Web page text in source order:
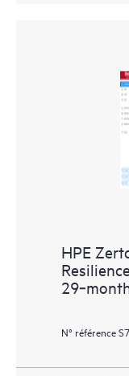
HPE
N° référence